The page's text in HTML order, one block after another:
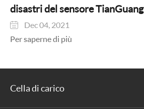
disastri del sensore TianGuang

Dec 04, 2021
Per saperne di più
Cella di carico